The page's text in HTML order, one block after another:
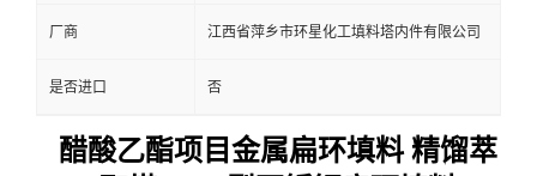
厂商 江西省萍乡市环星化工填料塔内件有限公司
是否进口 否
醋酸乙酯项目金属扁环填料 精馏萃